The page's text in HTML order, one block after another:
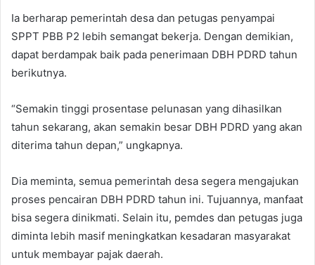
Ia berharap pemerintah desa dan petugas penyampai
SPPT PBB P2 lebih semangat bekerja. Dengan demikian,
dapat berdampak baik pada penerimaan DBH PDRD tahun
berikutnya.
“Semakin tinggi prosentase pelunasan yang dihasilkan
tahun sekarang, akan semakin besar DBH PDRD yang akan
diterima tahun depan,” ungkapnya.
Dia meminta, semua pemerintah desa segera mengajukan
proses pencairan DBH PDRD tahun ini. Tujuannya, manfaat
bisa segera dinikmati. Selain itu, pemdes dan petugas juga
diminta lebih masif meningkatkan kesadaran masyarakat
untuk membayar pajak daerah.